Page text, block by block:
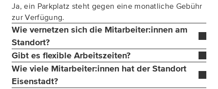
Ja, ein Parkplatz steht gegen eine monatliche Gebühr
zur Verfügung.
Wie vernetzen sich die Mitarbeiter:innen am
Standort?
Gibt es flexible Arbeitszeiten?
Wie viele Mitarbeiter:innen hat der Standort
Eisenstadt?